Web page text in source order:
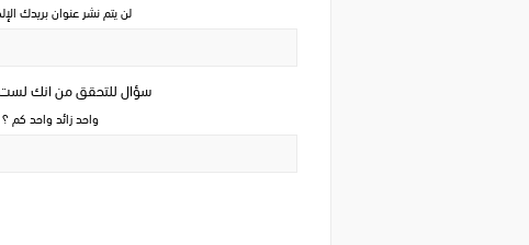
سؤال للتحقق من انك
واحد زائد واحد كم ؟
لن يتم نشر عنوان بريدك